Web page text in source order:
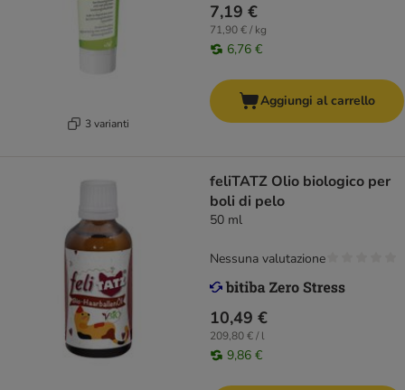
3 varianti
7,19 €
71,90 € / kg
6,76 €
Aggiungi al carrello
feliTATZ Olio biologico per
boli di pelo
50 ml
10,49 €
209,80 € / l
9,86 €
Nessuna valutazione